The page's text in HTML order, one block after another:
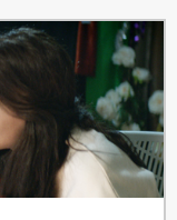
تأتي هذه الخطوة
خدماتها بشكل
ثقافة المنطقة
إلى توفير محتوى
في المنطقة.